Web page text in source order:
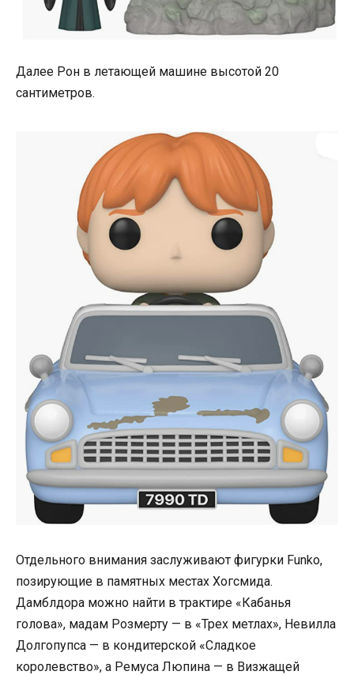
Далее Рон в летающей машине высотой 20
сантиметров.
Отдельного внимания заслуживают фигурки Funko,
позирующие в памятных местах Хогсмида.
Дамблдора можно найти в трактире «Кабанья
голова», мадам Розмерту — в «Трех метлах», Невилла
Долгопупса — в кондитерской «Сладкое
королевство», а Ремуса Люпина — в Визжащей